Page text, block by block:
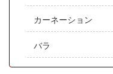
カーネーション
バラ